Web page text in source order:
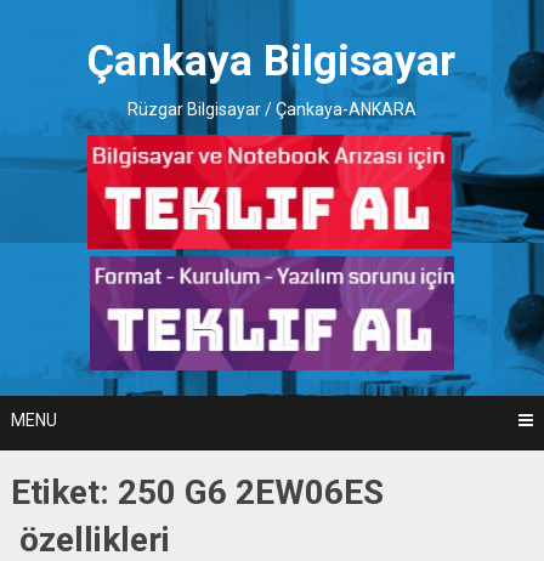
Çankaya Bilgisayar
Rüzgar Bilgisayar / Çankaya-ANKARA
MENU
Etiket: 250 G6 2EW06ES
özellikleri